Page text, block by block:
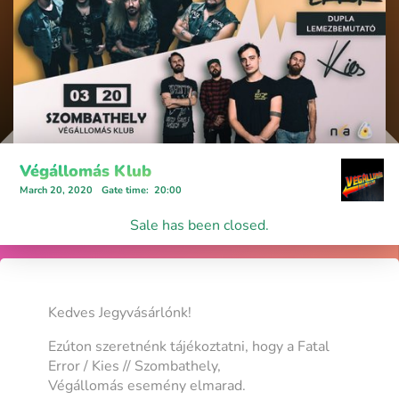
Végállomás Klub
March 20, 2020 Gate time: 20:00
Sale has been closed.
Kedves Jegyvásárlónk!
Ezúton szeretnénk tájékoztatni, hogy a Fatal
Error / Kies // Szombathely,
Végállomás esemény elmarad.